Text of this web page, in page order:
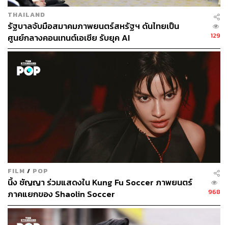
THAILAND
รัฐบาลจับมือสมาคมภาพยนตร์สหรัฐฯ ดันไทยเป็น
ศูนย์กลางคอนเทนต์เอเชีย รับยุค AI
129
FILM / POP
นิ้ง ชัญญา ร่วมแสดงใน Kung Fu Soccer ภาพยนตร์
ภาคแยกของ Shaolin Soccer
968